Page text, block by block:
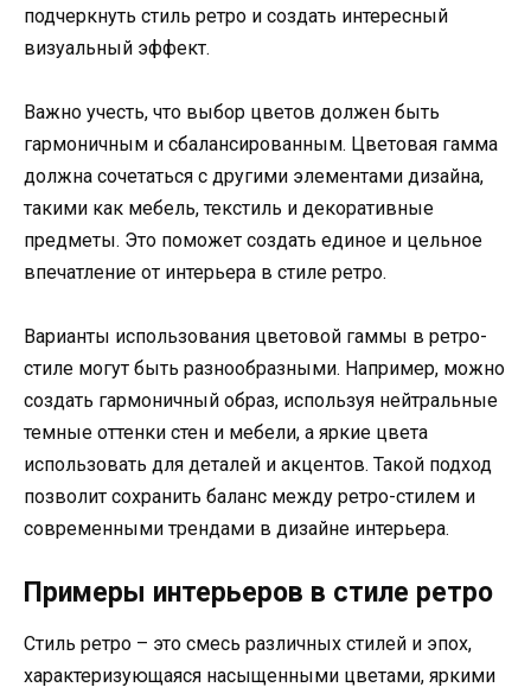
подчеркнуть стиль ретро и создать интересный
визуальный эффект.
Важно учесть, что выбор цветов должен быть
гармоничным и сбалансированным. Цветовая гамма
должна сочетаться с другими элементами дизайна,
такими как мебель, текстиль и декоративные
предметы. Это поможет создать единое и цельное
впечатление от интерьера в стиле ретро.
Варианты использования цветовой гаммы в ретро-
стиле могут быть разнообразными. Например, можно
создать гармоничный образ, используя нейтральные
темные оттенки стен и мебели, а яркие цвета
использовать для деталей и акцентов. Такой подход
позволит сохранить баланс между ретро-стилем и
современными трендами в дизайне интерьера.
Примеры интерьеров в стиле ретро
Стиль ретро – это смесь различных стилей и эпох,
характеризующаяся насыщенными цветами, яркими